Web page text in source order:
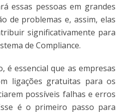
essas pessoas em grandes
de problemas e, assim, elas
significativamente para
de Compliance.
é essencial que as empresas
ligações gratuitas para os
possíveis falhas e erros
é o primeiro passo para